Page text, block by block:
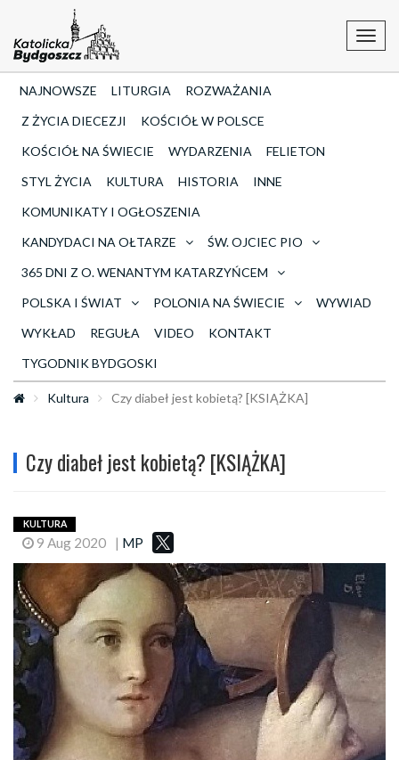
NAJNOWSZE LITURGIA
ROZWAŻANIA
Z ŻYCIA DIECEZJI
KOŚCIÓŁ W POLSCE
KOŚCIÓŁ NA ŚWIECIE
WYDARZENIA
FELIETON
STYL ŻYCIA
KULTURA HISTORIA
INNE
KOMUNIKATY I OGŁOSZENIA
KANDYDACI NA OŁTARZE
ŚW. OJCIEC PIO
365 DNI Z O. WENANTYM KATARZYŃCEM
POLSKA I ŚWIAT
POLONIA NA ŚWIECIE
WYWIAD
WYKŁAD
REGUŁA VIDEO
KONTAKT
TYGODNIK BYDGOSKI
Kultura Czy diabeł jest kobietą? [KSIĄŻKA]
Czy diabeł jest kobietą? [KSIĄŻKA]
KULTURA
9 Aug 2020 | MP